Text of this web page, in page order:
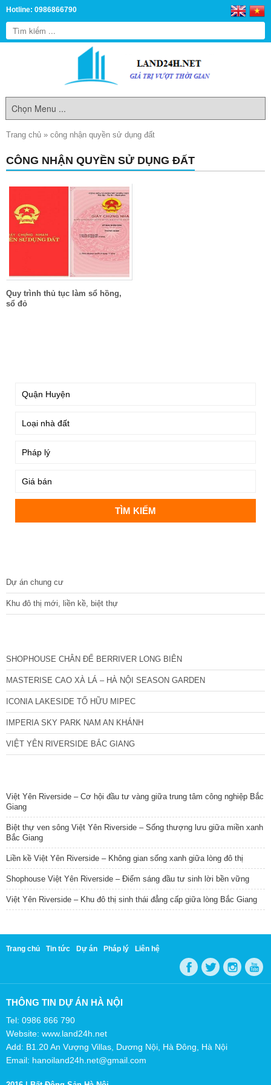
Hotline: 0986866790
Trang chủ » công nhận quyền sử dụng đất
CÔNG NHẬN QUYỀN SỬ DỤNG ĐẤT
Quy trình thủ tục làm sổ hồng,
sổ đỏ
Dự án chung cư
Khu đô thị mới, liền kề, biệt thự
SHOPHOUSE CHÂN ĐẾ BERRIVER LONG BIÊN
MASTERISE CAO XÀ LÁ – HÀ NỘI SEASON GARDEN
ICONIA LAKESIDE TỐ HỮU MIPEC
IMPERIA SKY PARK NAM AN KHÁNH
VIỆT YÊN RIVERSIDE BẮC GIANG
Việt Yên Riverside – Cơ hội đầu tư vàng giữa trung tâm công nghiệp Bắc
Giang
Biệt thự ven sông Việt Yên Riverside – Sống thượng lưu giữa miền xanh
Bắc Giang
Liền kề Việt Yên Riverside – Không gian sống xanh giữa lòng đô thị
Shophouse Việt Yên Riverside – Điểm sáng đầu tư sinh lời bền vững
Việt Yên Riverside – Khu đô thị sinh thái đẳng cấp giữa lòng Bắc Giang
Trang chủ Tin tức Dự án Pháp lý Liên hệ
THÔNG TIN DỰ ÁN HÀ NỘI
Tel: 0986 866 790
Website: www.land24h.net
Add: B1.20 An Vượng Villas, Dương Nội, Hà Đông, Hà Nội
Email: hanoiland24h.net@gmail.com